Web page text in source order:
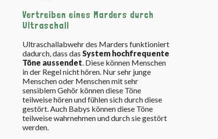
Vertreiben eines Marders durch
Ultraschall
Ultraschallabwehr des Marders funktioniert
dadurch, dass das System hochfrequente
Töne aussendet. Diese können Menschen
in der Regel nicht hören. Nur sehr junge
Menschen oder Menschen mit sehr
sensiblem Gehör können diese Töne
teilweise hören und fühlen sich durch diese
gestört. Auch Babys können diese Töne
teilweise wahrnehmen und durch sie gestört
werden.